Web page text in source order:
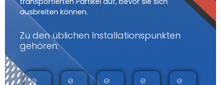
ausbreiten können.
Zu den üblichen Installationspunkten
gehören: